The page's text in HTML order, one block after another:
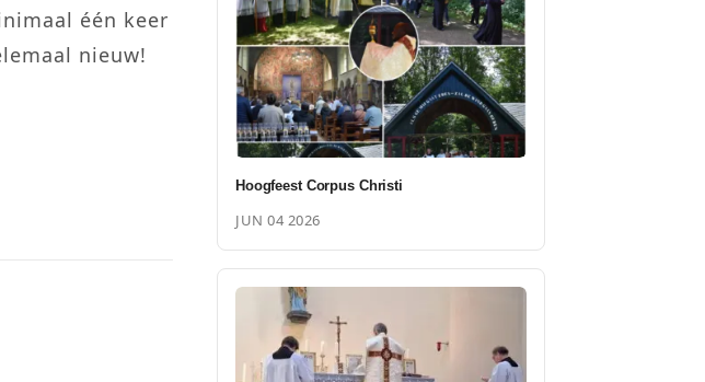
één keer
nieuw!
Hoogfeest Corpus Christi
JUN 04 2026